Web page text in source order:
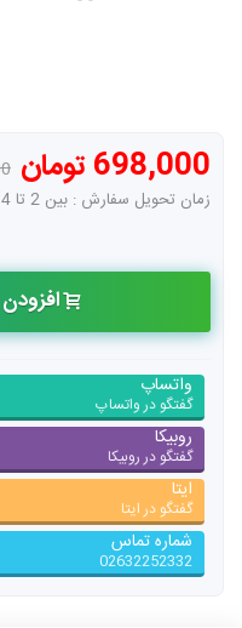
698,000 تومان
زمان تحویل سفارش : بین 2 تا 4 روز کاری
واتساپ
گفتگو در واتساپ
روبیکا
گفتگو در روبیکا
ایتا
گفتگو در ایتا
شماره تماس
02632252332